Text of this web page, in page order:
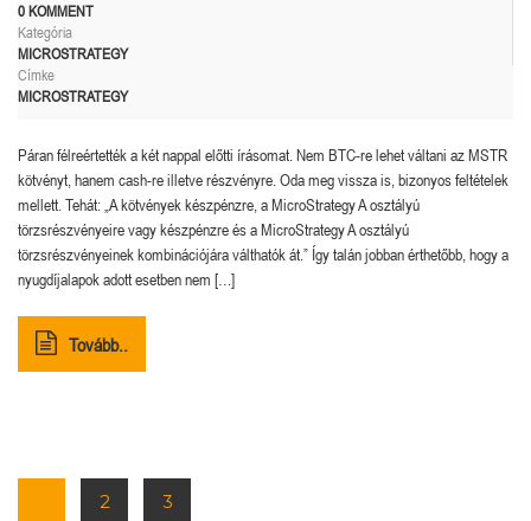
0 KOMMENT
Kategória
MICROSTRATEGY
Címke
MICROSTRATEGY
Páran félreértették a két nappal előtti írásomat. Nem BTC-re lehet váltani az MSTR
kötvényt, hanem cash-re illetve részvényre. Oda meg vissza is, bizonyos feltételek
mellett. Tehát: „A kötvények készpénzre, a MicroStrategy A osztályú
törzsrészvényeire vagy készpénzre és a MicroStrategy A osztályú
törzsrészvényeinek kombinációjára válthatók át.” Így talán jobban érthetőbb, hogy a
nyugdíjalapok adott esetben nem […]
Tovább..
2 3